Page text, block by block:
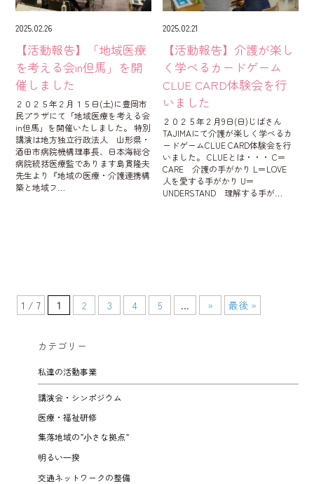
2025.02.26
【活動報告】「地域医療
を考える会in但馬」を開
催しました
２０２５年２月１５日(土)に豊岡市
民プラザにて「地域医療を考える会
in但馬」を開催いたしました。 特別
講演は地方独立行政法人 山形県・
酒田市病院機構理事長、日本海総合
病院統括医療監であります島貫隆夫
先生より『地域の医療・介護連携構
築と地域フ…
2025.02.21
【活動報告】介護が楽し
く学べるカードゲーム
CLUE CARD体験会を行
いました
２０２５年２月9日(日)じばさん
TAJIMAにて介護が楽しく学べるカ
ードゲームCLUE CARD体験会を行
いました。 CLUEとは・・・ C＝
CARE 介護の手がかり L＝LOVE
人を愛する手がかり U＝
UNDERSTAND 理解する手が…
1 / 7 1 2 3 4 5 ... » 最後 »
カテゴリー
私達の活動事業
講演会・シンポジウム
医療・福祉研修
集落地域の”⼩さな拠点”
明るい⼀揆
交通ネットワークの整備